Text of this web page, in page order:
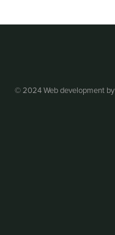
© 2024 Web development by